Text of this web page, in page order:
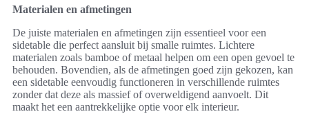
Materialen en afmetingen
De juiste materialen en afmetingen zijn essentieel voor een
sidetable die perfect aansluit bij smalle ruimtes. Lichtere
materialen zoals bamboe of metaal helpen om een open gevoel te
behouden. Bovendien, als de afmetingen goed zijn gekozen, kan
een sidetable eenvoudig functioneren in verschillende ruimtes
zonder dat deze als massief of overweldigend aanvoelt. Dit
maakt het een aantrekkelijke optie voor elk interieur.